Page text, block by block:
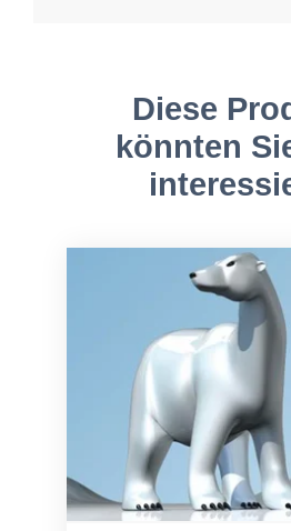
Diese
könnten